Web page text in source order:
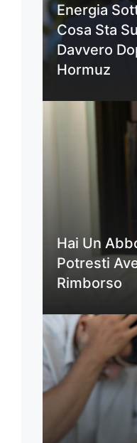
Energia
Cosa Sta
Davvero
Hormuz
Hai Un
Potresti
Rimborso